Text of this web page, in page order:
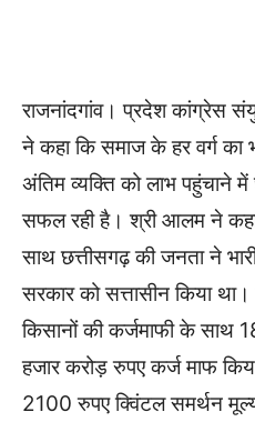
राजनांदगांव। प्रदेश कांग्रेस
ने कहा कि समाज के हर वर्ग
अंतिम व्यक्ति को लाभ पहुंचाने
सफल रही है। श्री आलम ने
साथ छत्तीसगढ़ की जनता ने
सरकार को सत्तासीन किया
किसानों की कर्जमाफी के साथ
हजार करोड़ रुपए कर्ज माफ
2100 रुपए क्विंटल समर्थन